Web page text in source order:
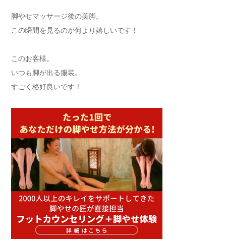
脚やせマッサージ後の美脚。
この瞬間を見るのが何より嬉しいです！
このお客様。
いつも脚が出る服装。
すごく格好良いです！